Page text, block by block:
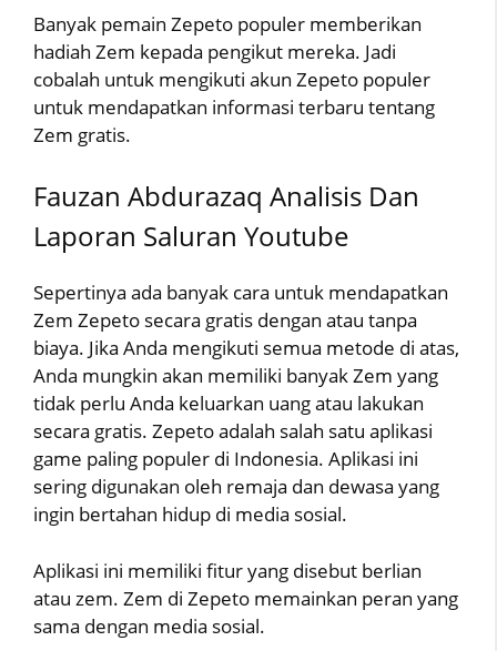
Banyak pemain Zepeto populer memberikan
hadiah Zem kepada pengikut mereka. Jadi
cobalah untuk mengikuti akun Zepeto populer
untuk mendapatkan informasi terbaru tentang
Zem gratis.
Fauzan Abdurazaq Analisis Dan
Laporan Saluran Youtube
Sepertinya ada banyak cara untuk mendapatkan
Zem Zepeto secara gratis dengan atau tanpa
biaya. Jika Anda mengikuti semua metode di atas,
Anda mungkin akan memiliki banyak Zem yang
tidak perlu Anda keluarkan uang atau lakukan
secara gratis. Zepeto adalah salah satu aplikasi
game paling populer di Indonesia. Aplikasi ini
sering digunakan oleh remaja dan dewasa yang
ingin bertahan hidup di media sosial.
Aplikasi ini memiliki fitur yang disebut berlian
atau zem. Zem di Zepeto memainkan peran yang
sama dengan media sosial.